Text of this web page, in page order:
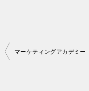
投
マーケティングアカデミー